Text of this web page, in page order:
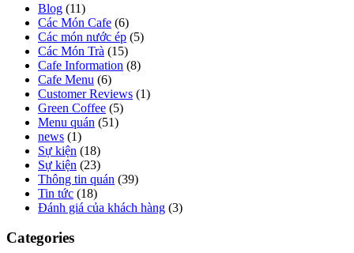
Blog (11)
Các Món Cafe (6)
Các món nước ép (5)
Các Món Trà (15)
Cafe Information (8)
Cafe Menu (6)
Customer Reviews (1)
Green Coffee (5)
Menu quán (51)
news (1)
Sự kiện (18)
Sự kiện (23)
Thông tin quán (39)
Tin tức (18)
Đánh giá của khách hàng (3)
Categories